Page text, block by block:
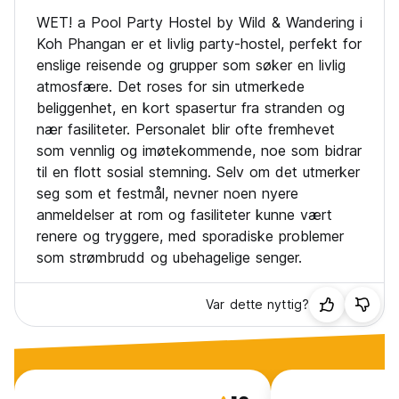
total bestillingskostnad! Hvis du ikke kan komme, vennligst
gi oss beskjed ASAP for å la noen andre potensielt bestille
plass og muligens spare deg for ikke-refunderbare
kostnader!
10) Ikke-refunderbar bestilling: Hvis vi ikke kan belaste det
oppgitte kortet, vil vi kontakte deg for å gjøre alternative
avtaler. Hvis det ikke er noe svar innen 72 timer, kan ikke
denne bestillingen garanteres (Auto-translated from original
language)
WET! a Pool Party Hostel by Wild & Wandering i
Koh Phangan er et livlig party-hostel, perfekt for
enslige reisende og grupper som søker en livlig
atmosfære. Det roses for sin utmerkede
beliggenhet, en kort spasertur fra stranden og
nær fasiliteter. Personalet blir ofte fremhevet
som vennlig og imøtekommende, noe som bidrar
til en flott sosial stemning. Selv om det utmerker
seg som et festmål, nevner noen nyere
anmeldelser at rom og fasiliteter kunne vært
renere og tryggere, med sporadiske problemer
som strømbrudd og ubehagelige senger.
Var dette nyttig?